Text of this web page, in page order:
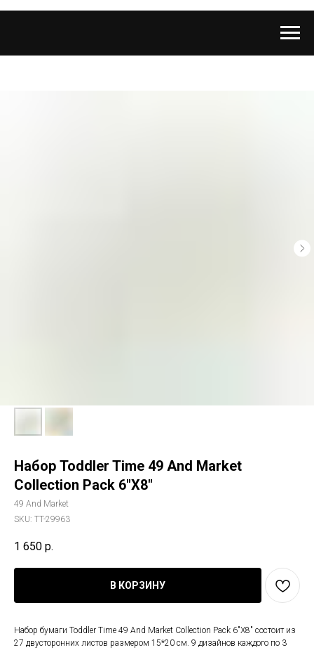
Набор Toddler Time 49 And Market
Collection Pack 6"X8"
49 And Market
SKU: TT-29963
1 650 р.
В КОРЗИНУ
Набор бумаги Toddler Time 49 And Market Collection Pack 6"X8" состоит из
27 двусторонних листов размером 15*20 см. 9 дизайнов каждого по 3